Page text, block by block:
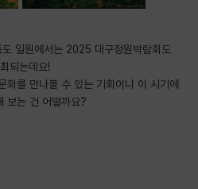
일원에서는 2025 대구정원박람회도
되는데요!
화를 만나볼 수 있는 기회이니 이 시기에
보는 건 어떨까요?